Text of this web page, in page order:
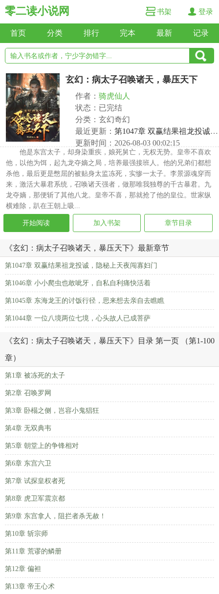
零二读小说网 书架 登录
首页 分类 排行 完本 最新 记录
玄幻：病太子召唤诸天，暴压天下
作者： 骑虎仙人
状态：已完结
分类：玄幻奇幻
最近更新： 第1047章 双赢结果祖龙投诚，隐秘上天夜闯寡妇门
更新时间：2026-08-03 00:02:15
他是东宫太子，却身染重疾，娘死舅亡，无权无势。皇帝不喜欢
他，以他为饵，起九龙夺嫡之局，培养最强接班人。他的兄弟们都想
杀他，最后更是憋屈的被贴身太监冻死，实惨一太子。李景源魂穿而
来，激活大暴君系统，召唤诸天强者，做那唯我独尊的千古暴君。九
龙夺嫡，那便斩了其他八龙。皇帝不喜，那就抢了他的皇位。世家纵
横难除，趴在王朝上吸...
开始阅读 加入书架 章节目录
《玄幻：病太子召唤诸天，暴压天下》最新章节
第1047章 双赢结果祖龙投诚，隐秘上天夜闯寡妇门
第1046章 小小爬虫也敢呲牙，自私自利痛快活着
第1045章 东海龙王的讨饭行径，思来想去亲自去瞧瞧
第1044章 一位八境两位七境，心头故人已成菩萨
《玄幻：病太子召唤诸天，暴压天下》目录 第一页 （第1-100
章）
第1章 被冻死的太子
第2章 召唤罗网
第3章 卧榻之侧，岂容小鬼猖狂
第4章 无双典韦
第5章 朝堂上的争锋相对
第6章 东宫六卫
第7章 试探皇权者死
第8章 虎卫军震京都
第9章 东宫拿人，阻拦者杀无赦！
第10章 斩宗师
第11章 荒谬的鳞册
第12章 偏袒
第13章 帝王心术